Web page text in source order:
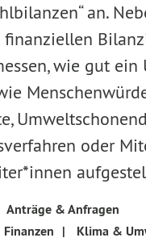
an.
finanziellen
wie gut ein
oder
Anträge & Anfragen
| Klima &